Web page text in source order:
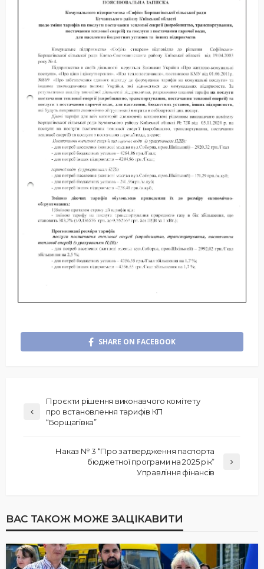
SHARE ON FACEBOOK
Проєкти рішення виконавчого комітету
про встановлення тарифів КП
“Борщагівка”
Наказ № 3 “Про затвердження паспорта
бюджетної програми на 2025 рік”
Управління фінансів
ВАС ТАКОЖ МОЖЕ ЗАЦІКАВИТИ